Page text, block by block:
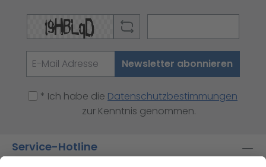
Newsletter abonnieren
* Ich habe die Datenschutzbestimmungen
zur Kenntnis genommen.
Service-Hotline